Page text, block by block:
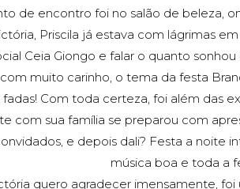
de encontro foi no salão de beleza,
Priscila já estava com lágrimas
Ceia Giongo e falar o quanto
muito carinho, o tema da festa
Com toda certeza, foi além das
com sua família se preparou com
e depois dali? Festa a noite
música boa e toda a
quero agradecer imensamente,